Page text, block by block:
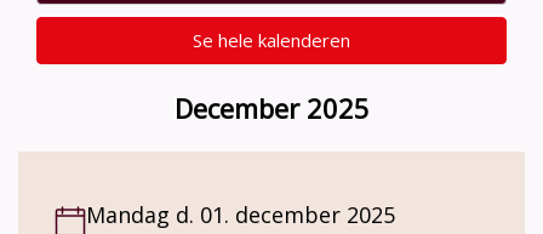
Se hele kalenderen
December 2025
Mandag d. 01. december 2025